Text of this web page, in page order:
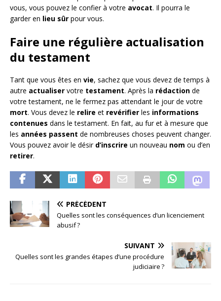
vous, vous pouvez le confier à votre avocat. Il pourra le
garder en lieu sûr pour vous.
Faire une régulière actualisation
du testament
Tant que vous êtes en vie, sachez que vous devez de temps à
autre actualiser votre testament. Après la rédaction de
votre testament, ne le fermez pas attendant le jour de votre
mort. Vous devez le relire et revérifier les informations
contenues dans le testament. En fait, au fur et à mesure que
les années passent de nombreuses choses peuvent changer.
Vous pouvez avoir le désir d’inscrire un nouveau nom ou d’en
retirer.
PRÉCÉDENT
Quelles sont les conséquences d’un licenciement
abusif ?
SUIVANT
Quelles sont les grandes étapes d’une procédure
judiciaire ?